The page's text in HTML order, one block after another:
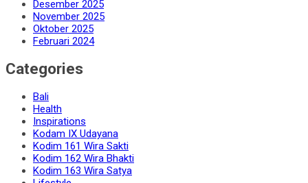
Desember 2025
November 2025
Oktober 2025
Februari 2024
Categories
Bali
Health
Inspirations
Kodam IX Udayana
Kodim 161 Wira Sakti
Kodim 162 Wira Bhakti
Kodim 163 Wira Satya